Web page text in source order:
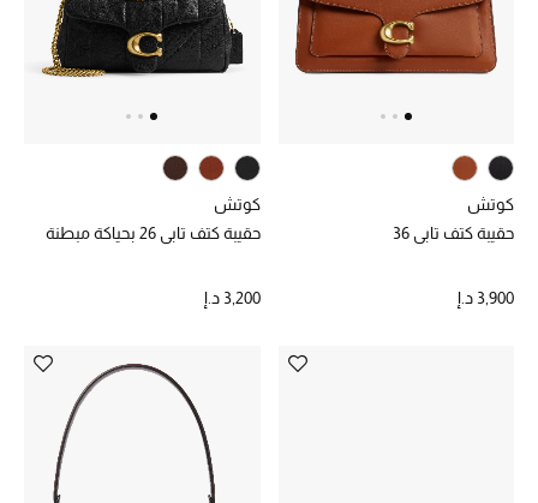
حصريات
الجمال
مستلزمات المنزل
مصممة لتدوم وتتجاوز صيحات الموسم
كوتش
حقيبة كتف تابي 36
3,900 د.إ
كوتش
حقيبة كتف تابي 26 بحياكة مبطنة
3,200 د.إ